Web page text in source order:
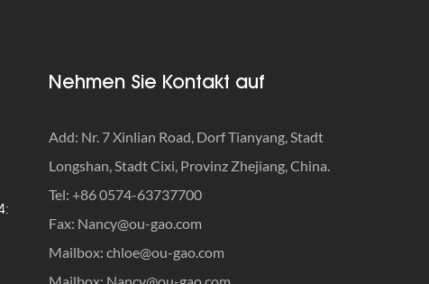
Nehmen Sie Kontakt auf
Add: Nr. 7 Xinlian Road, Dorf Tianyang, Stadt
Longshan, Stadt Cixi, Provinz Zhejiang, China.
Tel: +86 0574-63737700
Fax: Nancy@ou-gao.com
Mailbox:chloe@ou-gao.com
Mailbox: Nancy@ou-gao.com